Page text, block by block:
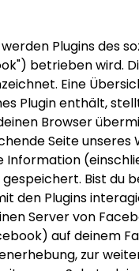
Plugins des
betrieben wird.
Eine
Plugin enthält,
Browser
Seite
Information
Bist du
den Plugins
Server von
auf deinem
zur